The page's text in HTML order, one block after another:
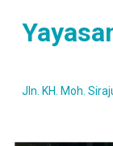
Jln. KH. Moh.